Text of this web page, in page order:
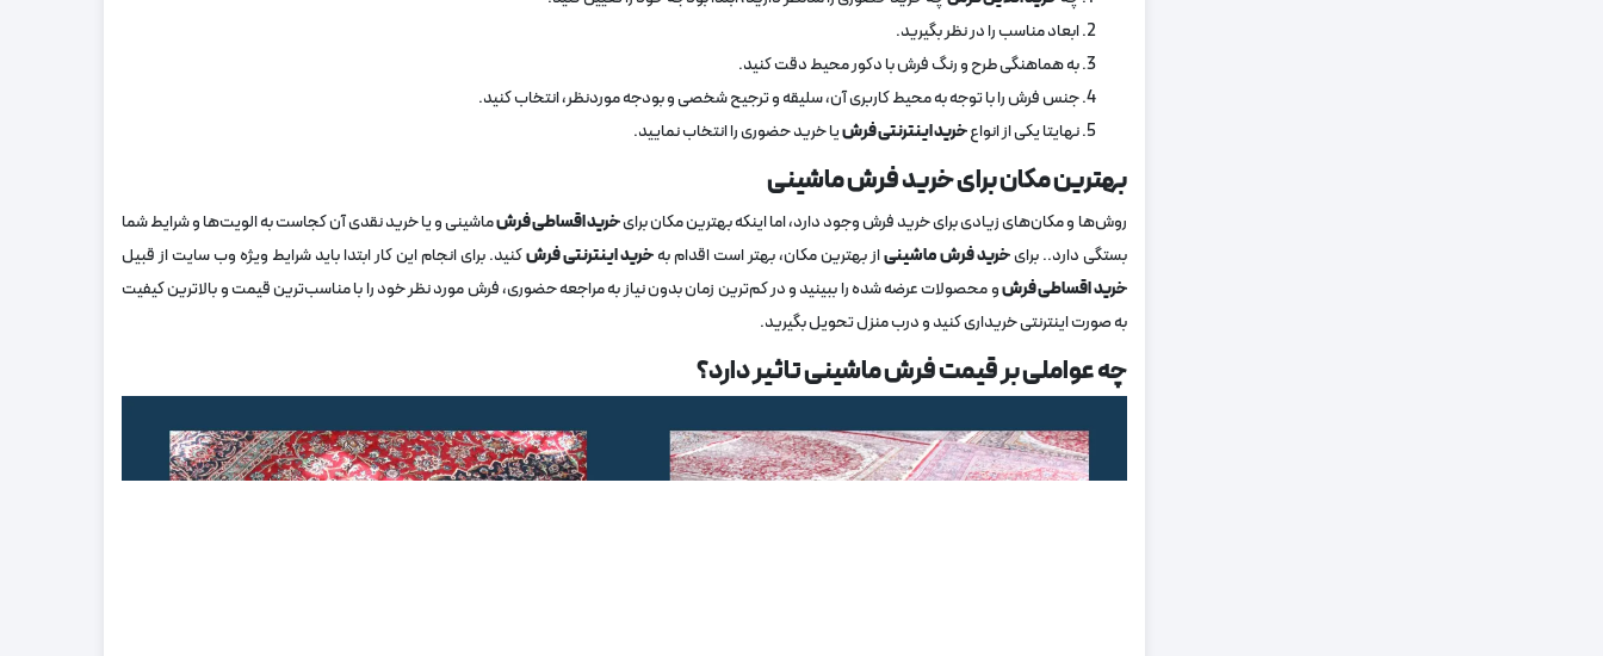
ابعاد مناسب را در نظر بگیرید.
به هماهنگی طرح و رنگ فرش با دکور محیط دقت کنید.
جنس فرش را با توجه به محیط کاربری آن، سلیقه و ترجیح شخصی و بودجه موردنظر، انتخاب کنید.
نهایتا یکی از انواعخرید اینترنتی فرشیا خرید حضوری را انتخاب نمایید.
بهترین مکان برای خرید فرش ماشینی
روش‌ها و مکان‌های زیادی برای خرید فرش وجود دارد، اما اینکه بهترین مکان برایخرید اقساطی فرشماشینی و یا خرید نقدی آن کجاست به الویت‌ها و شرایط شما
بستگی دارد.. برایخرید فرش ماشینیاز بهترین مکان، بهتر است اقدام بهخرید اینترنتی فرشکنید. برای انجام این کار ابتدا باید شرایط ویژه وب سایت از قبیل
خرید اقساطی فرشو محصولات عرضه شده را ببینید و در کم‌ترین زمان بدون نیاز به مراجعه حضوری، فرش مورد نظر خود را با مناسب‌ترین قیمت و بالاترین کیفیت
به صورت اینترنتی خریداری کنید و درب منزل تحویل بگیرید‌.
چه عواملی بر قیمت فرش ماشینی تاثیر دارد؟